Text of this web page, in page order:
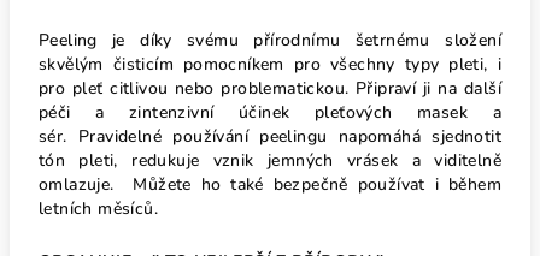
Peeling je díky svému přírodnímu šetrnému složení
skvělým čisticím pomocníkem pro všechny typy pleti, i
pro pleť citlivou nebo problematickou. Připraví ji na další
péči a zintenzivní účinek pleťových masek a
sér. Pravidelné používání peelingu napomáhá sjednotit
tón pleti, redukuje vznik jemných vrásek a viditelně
omlazuje.
Můžete ho také bezpečně používat i během
letních měsíců.